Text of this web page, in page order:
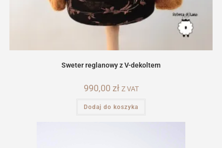
Sweter reglanowy z V-dekoltem
990,00 zł Z VAT
Dodaj do koszyka